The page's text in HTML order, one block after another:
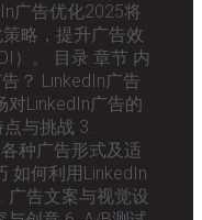
广告优化2025将
略，提升广告效
）。 目录 章节 内
？ LinkedIn广告
对LinkedIn广告的
与挑战 3.
种广告形式及适
如何利用LinkedIn
广告文案与视觉设